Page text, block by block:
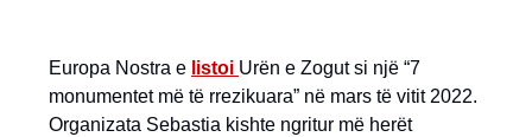
Europa Nostra e listoi Urën e Zogut si një “7
monumentet më të rrezikuara” në mars të vitit 2022.
Organizata Sebastia kishte ngritur më herët